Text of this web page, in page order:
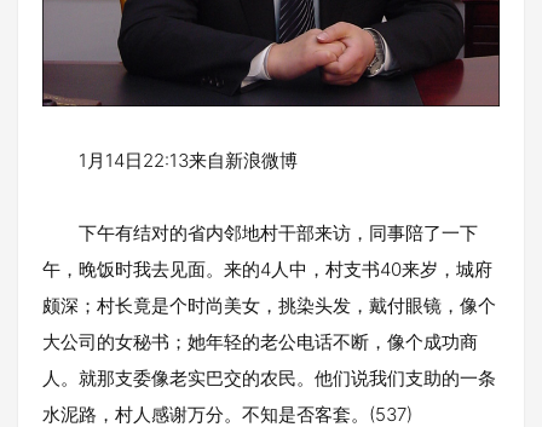
1月14日22:13来自新浪微博
下午有结对的省内邻地村干部来访，同事陪了一下
午，晚饭时我去见面。来的4人中，村支书40来岁，城府
颇深；村长竟是个时尚美女，挑染头发，戴付眼镜，像个
大公司的女秘书；她年轻的老公电话不断，像个成功商
人。就那支委像老实巴交的农民。他们说我们支助的一条
水泥路，村人感谢万分。不知是否客套。(537)